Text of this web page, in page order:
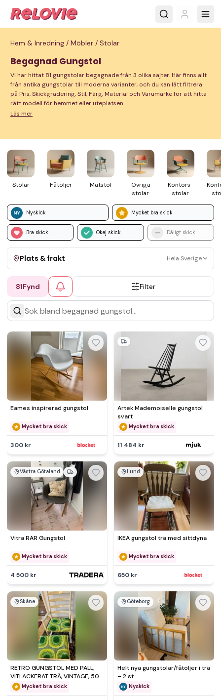
Hem & Inredning / Möbler / Stolar
Begagnad Gungstol
Vi har hittat 81 gungstolar begagnade från 3 olika sajter. Här finns allt
från antika gungstolar till moderna varianter, och du kan lätt filtrera
på Pris, Skickgradering, Stil, Färg, Material och Varumärke för att hitta
rätt modell för hemmet eller uteplatsen.
Läs mer
Stolar Fåtöljer Matstol
Övriga
stolar
Kontors­
stolar
Nyskick Mycket bra skick
Bra skick Okej skick Dåligt skick
Plats & frakt Hela Sverige
Visa allt Kan skickas Upphämtning
81Fynd Filter
Eames inspirerad gungstol
Mycket bra skick
300 kr
Artek Mademoiselle gungstol
svart
Mycket bra skick
11 484 kr
Västra Götaland
Vitra RAR Gungstol
Mycket bra skick
4 500 kr
Lund
IKEA gungstol trä med sittdyna
Mycket bra skick
650 kr
Skåne
RETRO GUNGSTOL MED PALL,
VITLACKERAT TRÄ, VINTAGE, 50-
60 talMycket bra skick
Göteborg
Helt nya gungstolar/fåtöljer i trä
– 2 st
Nyskick